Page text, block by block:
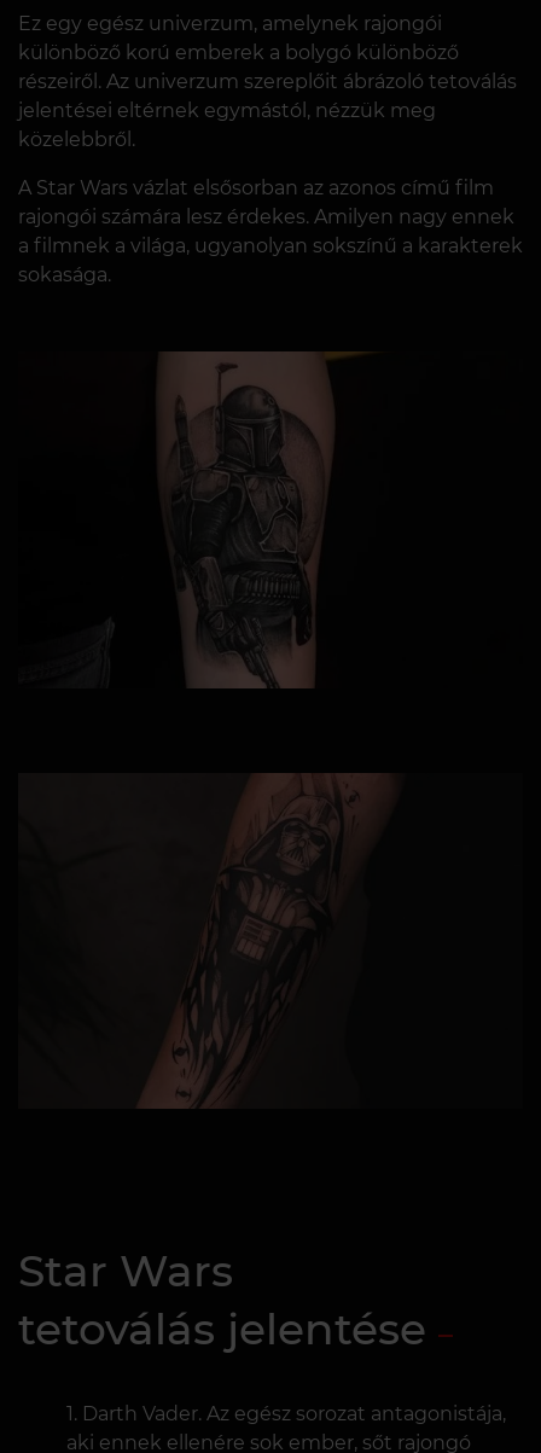
Ez egy egész univerzum, amelynek rajongói
különböző korú emberek a bolygó különböző
részeiről. Az univerzum szereplőit ábrázoló tetoválás
jelentései eltérnek egymástól, nézzük meg
közelebbről.
A Star Wars vázlat elsősorban az azonos című film
rajongói számára lesz érdekes. Amilyen nagy ennek
a filmnek a világa, ugyanolyan sokszínű a karakterek
sokasága.
Star Wars
tetoválás jelentése
Darth Vader. Az egész sorozat antagonistája,
aki ennek ellenére sok ember, sőt rajongó